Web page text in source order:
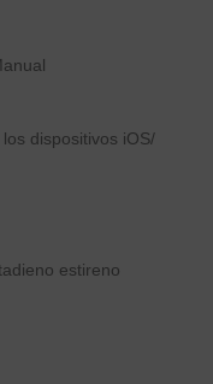
dispositivos iOS/
estireno